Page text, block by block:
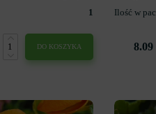
1
DO KOSZYKA
Ilość w
8.09